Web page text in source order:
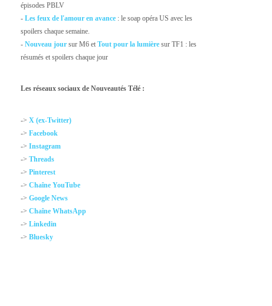
épisodes PBLV
-Les feux de l'amour en avance : le soap opéra US avec les
spoilers chaque semaine.
-Nouveau jour sur M6 etTout pour la lumière sur TF1 : les
résumés et spoilers chaque jour
Les réseaux sociaux de Nouveautés Télé :
->X (ex-Twitter)
->Facebook
->Instagram
->Threads
->Pinterest
->Chaîne YouTube
->Google News
->Chaîne WhatsApp
->Linkedin
->Bluesky